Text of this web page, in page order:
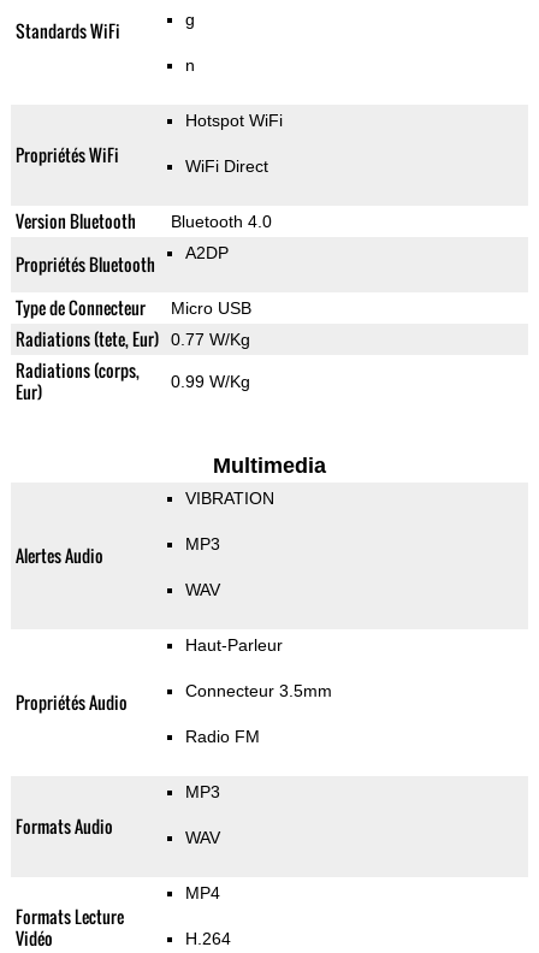
Standards WiFi g
n
Propriétés WiFi
Hotspot WiFi
WiFi Direct
Version Bluetooth Bluetooth 4.0
Propriétés Bluetooth A2DP
Type de Connecteur Micro USB
Radiations (tete, Eur) 0.77 W/Kg
Radiations (corps,
Eur)
0.99 W/Kg
Multimedia
Alertes Audio
VIBRATION
MP3
WAV
Propriétés Audio
Haut-Parleur
Connecteur 3.5mm
Radio FM
Formats Audio
MP3
WAV
Formats Lecture
Vidéo
MP4
H.264